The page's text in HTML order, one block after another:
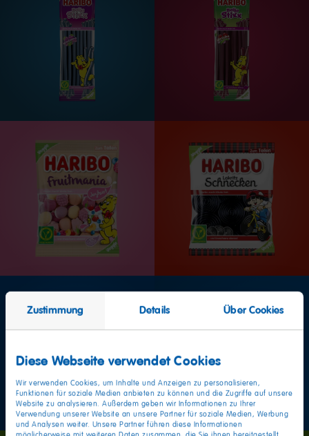
Zustimmung Details Über Cookies
Diese Webseite verwendet Cookies
Wir verwenden Cookies, um Inhalte und Anzeigen zu personalisieren,
Funktionen für soziale Medien anbieten zu können und die Zugriffe auf unsere
Website zu analysieren. Außerdem geben wir Informationen zu Ihrer
Verwendung unserer Website an unsere Partner für soziale Medien, Werbung
und Analysen weiter. Unsere Partner führen diese Informationen
macht!
Unsere Stores
19/58